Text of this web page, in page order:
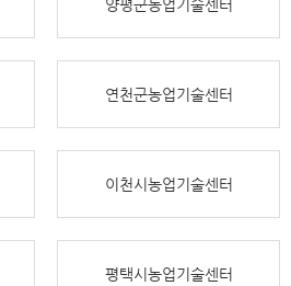
양평군농업기술센터
연천군농업기술센터
이천시농업기술센터
평택시농업기술센터